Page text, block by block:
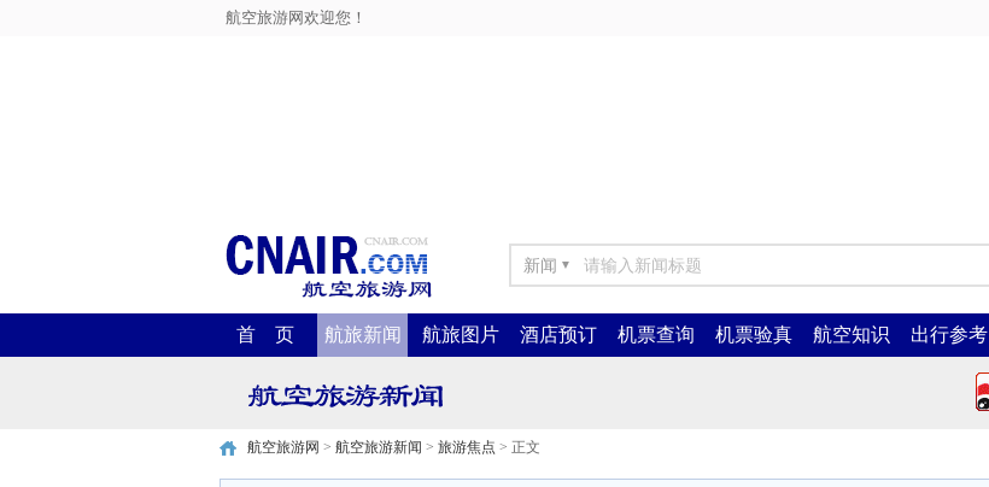
航空旅游网欢迎您！
新闻 ▼
首 页 航旅新闻 航旅图片 酒店预订 机票查询 机票验真 航空知识 出行参考
航空旅游网 > 航空旅游新闻 > 旅游焦点 > 正文